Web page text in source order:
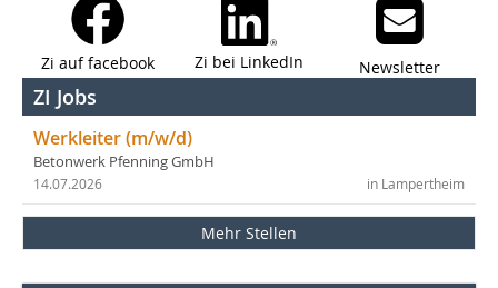
Zi auf facebook Zi bei LinkedIn Newsletter
ZI Jobs
Werkleiter (m/w/d)
Betonwerk Pfenning GmbH
in Lampertheim
14.07.2026
Mehr Stellen